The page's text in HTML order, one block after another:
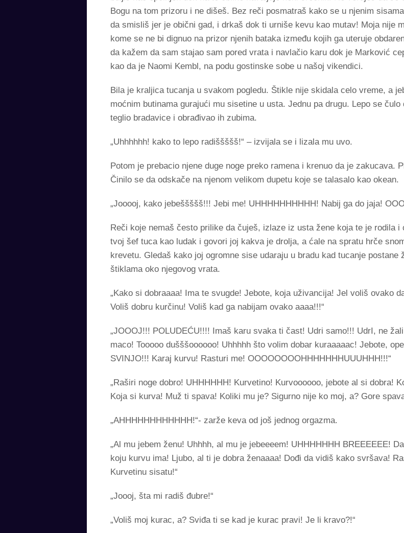
Bogu na tom prizoru i ne dišeš. Bez reči posmatraš kako se u njenim
da smisliš jer je obični gad, i drkaš dok ti urniše kevu kao mutav! Moja nije
kome se ne bi dignuo na prizor njenih bataka između kojih ga uteruje
da kažem da sam stajao sam pored vrata i navlačio karu dok je Marković
kao da je Naomi Kembl, na podu gostinske sobe u našoj vikendici.
Bila je kraljica tucanja u svakom pogledu. Štikle nije skidala celo vreme, a
moćnim butinama gurajući mu sisetine u usta. Jednu pa drugu. Lepo se
teglio bradavice i obrađivao ih zubima.
„Uhhhhhh! kako to lepo radiššššš!“ – izvijala se i lizala mu uvo.
Potom je prebacio njene duge noge preko ramena i krenuo da je zakucava.
Činilo se da odskače na njenom velikom dupetu koje se talasalo kao okean.
„Jooooj, kako jebeššššš!!! Jebi me! UHHHHHHHHHH! Nabij ga do jaja!
Reči koje nemaš često prilike da čuješ, izlaze iz usta žene koja te je rodila i
tvoj šef tuca kao ludak i govori joj kakva je drolja, a ćale na spratu hrče
krevetu. Gledaš kako joj ogromne sise udaraju u bradu kad tucanje postane
štiklama oko njegovog vrata.
„Kako si dobraaaa! Ima te svugde! Jebote, koja uživancija! Jel voliš ovako
Voliš dobru kurčinu! Voliš kad ga nabijam ovako aaaa!!!“
„JOOOJ!!! POLUDEĆU!!!! Imaš karu svaka ti čast! Udri samo!!! UdrI, ne
maco! Tooooo dušššoooooo! Uhhhhh što volim dobar kuraaaaac! Jebote,
SVINJO!!! Karaj kurvu! Rasturi me! OOOOOOOOHHHHHHHUUUHHH!!!“
„Raširi noge dobro! UHHHHHH! Kurvetino! Kurvoooooo, jebote al si dobra!
Koja si kurva! Muž ti spava! Koliki mu je? Sigurno nije ko moj, a? Gore
„AHHHHHHHHHHHH!“- zarže keva od još jednog orgazma.
„Al mu jebem ženu! Uhhhh, al mu je jebeeeem! UHHHHHHH BREEEEEE!
koju kurvu ima! Ljubo, al ti je dobra ženaaaa! Dođi da vidiš kako svršava!
Kurvetinu sisatu!“
„Joooj, šta mi radiš đubre!“
„Voliš moj kurac, a? Sviđa ti se kad je kurac pravi! Je li kravo?!“